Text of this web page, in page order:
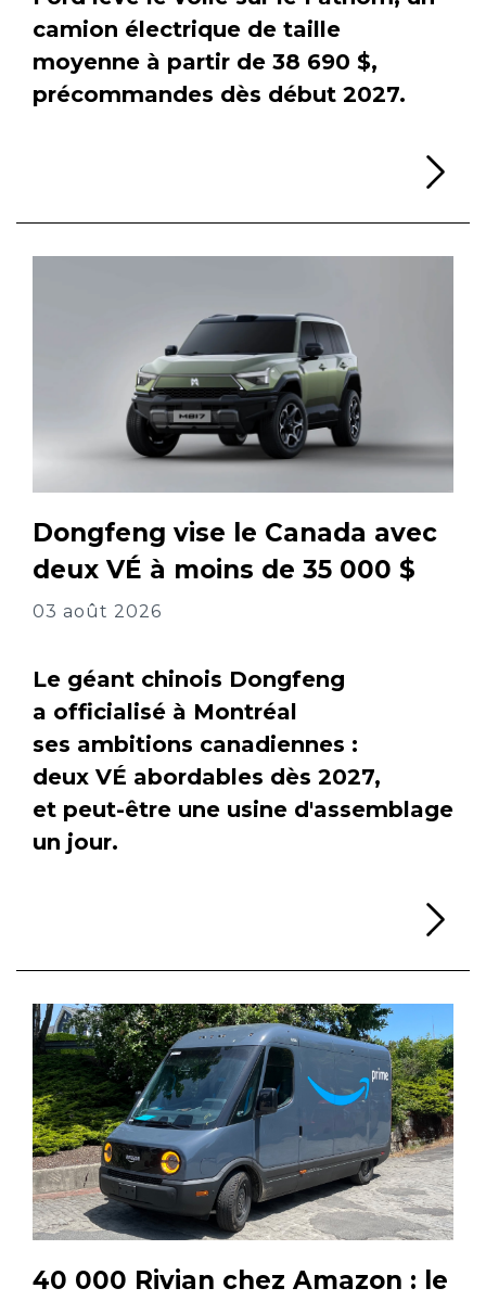
camion électrique de taille
moyenne à partir de 38 690 $,
précommandes dès début 2027.
Dongfeng vise le Canada avec
deux VÉ à moins de 35 000 $
03 août 2026
Le géant chinois Dongfeng
a officialisé à Montréal
ses ambitions canadiennes :
deux VÉ abordables dès 2027,
et peut-être une usine d'assemblage
un jour.
40 000 Rivian chez Amazon : le